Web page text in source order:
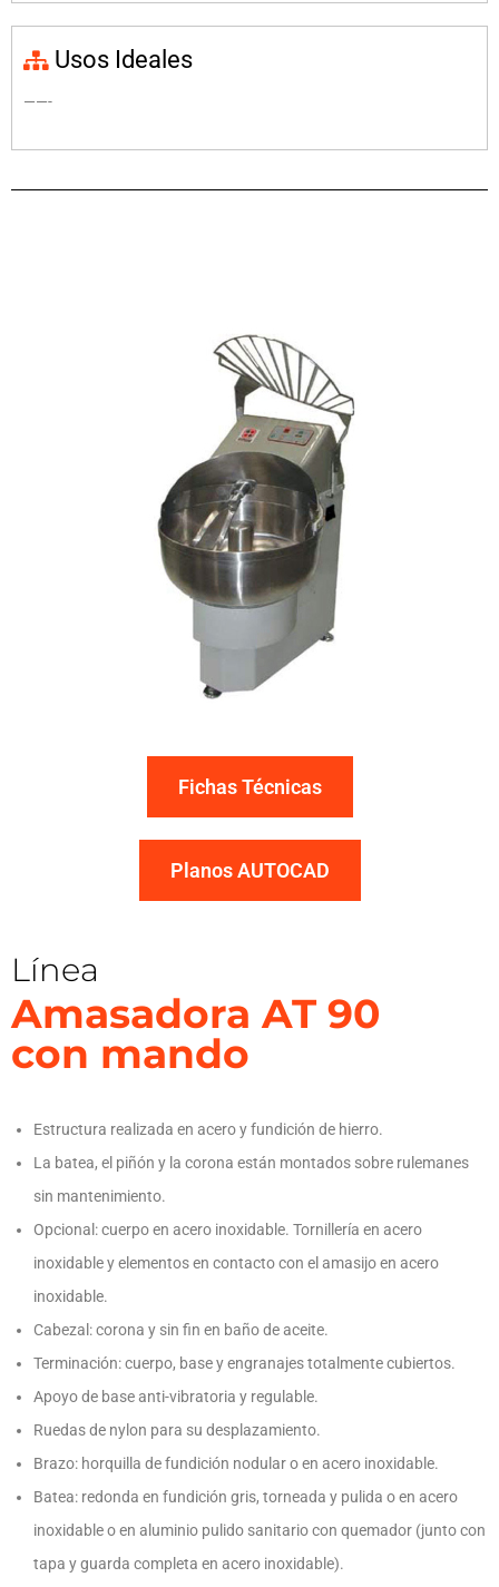
Usos Ideales
——-
Fichas Técnicas
Planos AUTOCAD
Línea
Amasadora AT 90
con mando
Estructura realizada en acero y fundición de hierro.
La batea, el piñón y la corona están montados sobre rulemanes
sin mantenimiento.
Opcional: cuerpo en acero inoxidable. Tornillería en acero
inoxidable y elementos en contacto con el amasijo en acero
inoxidable.
Cabezal: corona y sin fin en baño de aceite.
Terminación: cuerpo, base y engranajes totalmente cubiertos.
Apoyo de base anti-vibratoria y regulable.
Ruedas de nylon para su desplazamiento.
Brazo: horquilla de fundición nodular o en acero inoxidable.
Batea: redonda en fundición gris, torneada y pulida o en acero
inoxidable o en aluminio pulido sanitario con quemador (junto con
tapa y guarda completa en acero inoxidable).